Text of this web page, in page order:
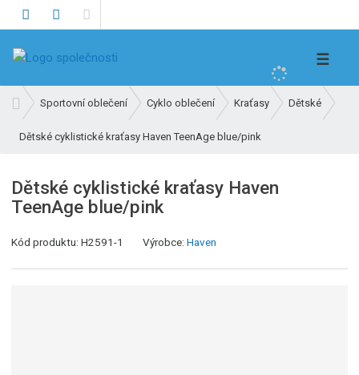
h
e
t
☰
v
o
í
s
r
Sportovní oblečení Cyklo oblečení Kraťasy Dětské
Dětské cyklistické kraťasy Haven TeenAge blue/pink
Dětské cyklistické kraťasy Haven
TeenAge blue/pink
Kód produktu:H2591-1 Výrobce:Haven